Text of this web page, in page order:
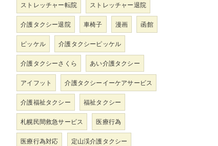
ストレッチャー転院 ストレッチャー退院
介護タクシー退院 車椅子 漫画 函館
ピッケル 介護タクシーピッケル
介護タクシーさくら あい介護タクシー
アイフット 介護タクシーイーケアサービス
介護福祉タクシー 福祉タクシー
札幌民間救急サービス 医療行為
医療行為対応 定山渓介護タクシー